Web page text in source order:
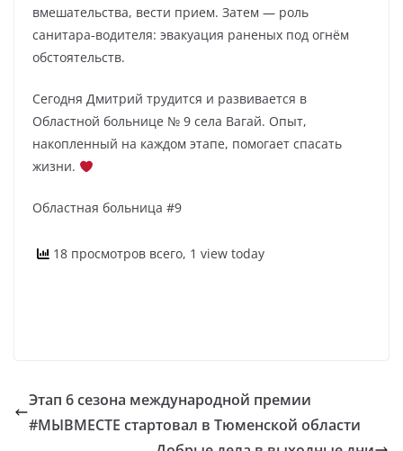
вмешательства, вести прием. Затем — роль
санитара‑водителя: эвакуация раненых под огнём
обстоятельств.
Сегодня Дмитрий трудится и развивается в
Областной больнице № 9 села Вагай. Опыт,
накопленный на каждом этапе, помогает спасать
жизни.
Областная больница #9
18 просмотров всего, 1 view today
Этап 6 сезона международной премии
#МЫВМЕСТЕ стартовал в Тюменской области